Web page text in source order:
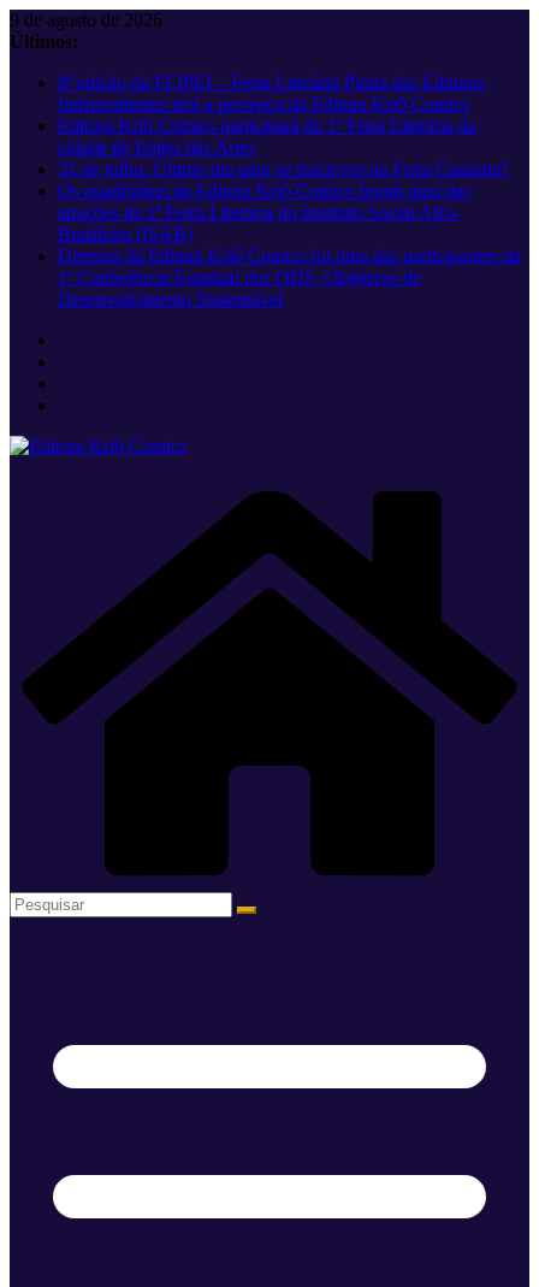
Pular
para
conteúdo
9 de agosto de 2026
Últimos:
8ª edição da FLIPEI – Festa Literária Pirata das Editoras
Independentes terá a presença da Editora Kriô Comics
Editora Kriô Comics participará da 1ª Feira Literária da
cidade de Embu das Artes
31 de julho. Último dia para se inscrever na Feira Canastra!
Os quadrinhos da Editora Kriô Comics foram uma das
atrações da 1ª Feira Literária do Instituto Social Afro-
Brasileiro (ISAB)
Diretora da Editora Kriô Comics foi uma das participantes da
1ª Conferência Estadual dos ODS, Objetivos de
Desenvolvimento Sustentável